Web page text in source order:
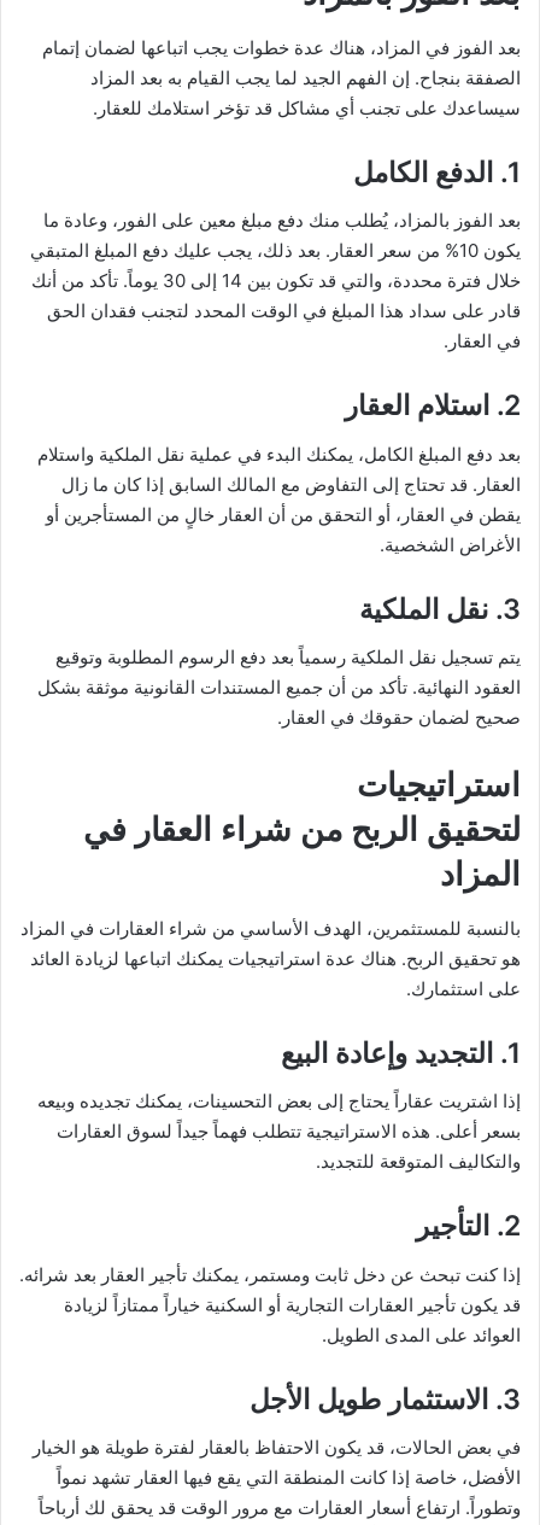
بعد الفوز في المزاد، هناك عدة خطوات يجب اتباعها لضمان إتمام
الصفقة بنجاح. إن الفهم الجيد لما يجب القيام به بعد المزاد
سيساعدك على تجنب أي مشاكل قد تؤخر استلامك للعقار.
1. الدفع الكامل
بعد الفوز بالمزاد، يُطلب منك دفع مبلغ معين على الفور، وعادة ما
يكون 10% من سعر العقار. بعد ذلك، يجب عليك دفع المبلغ المتبقي
خلال فترة محددة، والتي قد تكون بين 14 إلى 30 يوماً. تأكد من أنك
قادر على سداد هذا المبلغ في الوقت المحدد لتجنب فقدان الحق
في العقار.
2. استلام العقار
بعد دفع المبلغ الكامل، يمكنك البدء في عملية نقل الملكية واستلام
العقار. قد تحتاج إلى التفاوض مع المالك السابق إذا كان ما زال
يقطن في العقار، أو التحقق من أن العقار خالٍ من المستأجرين أو
الأغراض الشخصية.
3. نقل الملكية
يتم تسجيل نقل الملكية رسمياً بعد دفع الرسوم المطلوبة وتوقيع
العقود النهائية. تأكد من أن جميع المستندات القانونية موثقة بشكل
صحيح لضمان حقوقك في العقار.
استراتيجيات
لتحقيق الربح من شراء العقار في
المزاد
بالنسبة للمستثمرين، الهدف الأساسي من شراء العقارات في المزاد
هو تحقيق الربح. هناك عدة استراتيجيات يمكنك اتباعها لزيادة العائد
على استثمارك.
1. التجديد وإعادة البيع
إذا اشتريت عقاراً يحتاج إلى بعض التحسينات، يمكنك تجديده وبيعه
بسعر أعلى. هذه الاستراتيجية تتطلب فهماً جيداً لسوق العقارات
والتكاليف المتوقعة للتجديد.
2. التأجير
إذا كنت تبحث عن دخل ثابت ومستمر، يمكنك تأجير العقار بعد شرائه.
قد يكون تأجير العقارات التجارية أو السكنية خياراً ممتازاً لزيادة
العوائد على المدى الطويل.
3. الاستثمار طويل الأجل
في بعض الحالات، قد يكون الاحتفاظ بالعقار لفترة طويلة هو الخيار
الأفضل، خاصة إذا كانت المنطقة التي يقع فيها العقار تشهد نمواً
وتطوراً. ارتفاع أسعار العقارات مع مرور الوقت قد يحقق لك أرباحاً